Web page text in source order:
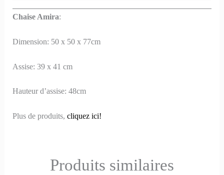
Chaise Amira:
Dimension: 50 x 50 x 77cm
Assise: 39 x 41 cm
Hauteur d’assise: 48cm
Plus de produits,cliquez ici!
Produits similaires